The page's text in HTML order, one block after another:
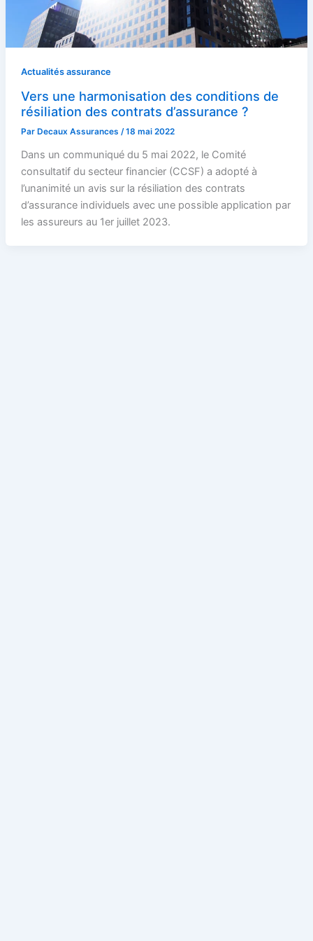
Actualités assurance
Vers une harmonisation des conditions de
résiliation des contrats d’assurance ?
Par Decaux Assurances /18 mai 2022
Dans un communiqué du 5 mai 2022, le Comité
consultatif du secteur financier (CCSF) a adopté à
l’unanimité un avis sur la résiliation des contrats
d’assurance individuels avec une possible application par
les assureurs au 1er juillet 2023.